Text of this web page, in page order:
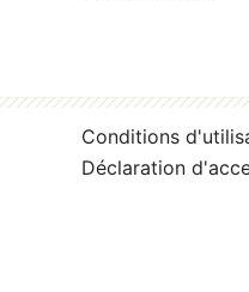
Conditions
Déclaration